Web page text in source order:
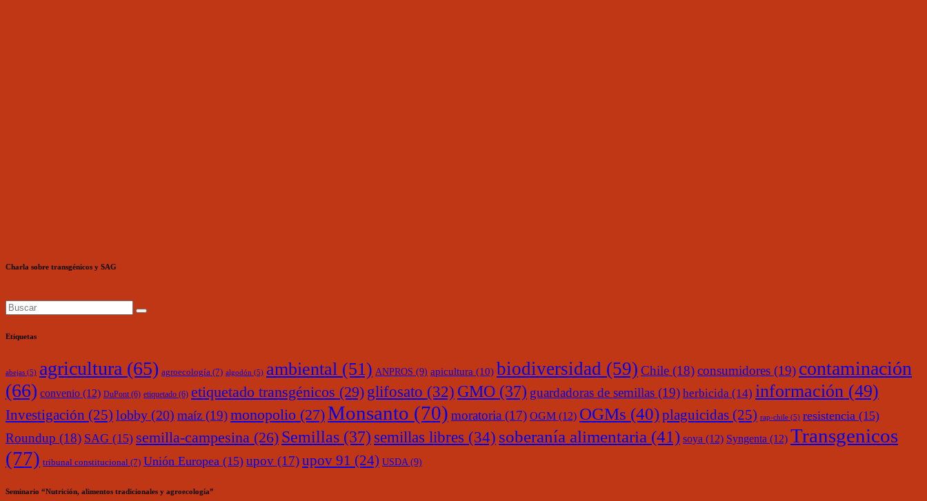
Charla sobre transgénicos y SAG
Etiquetas
abejas (5) agricultura (65) agroecología (7) algodón (5) ambiental (51) ANPROS (9) apicultura (10) biodiversidad (59) Chile (18)consumidores (19) contaminación
(66) convenio (12) DuPont (6) etiquetado (6) etiquetado transgénicos (29) glifosato (32) GMO (37) guardadoras de semillas (19) herbicida (14) información (49)
Investigación (25) lobby (20) maíz (19)monopolio (27)Monsanto (70) moratoria (17) OGM (12) OGMs (40)plaguicidas (25) rap-chile (5) resistencia (15)
Roundup (18) SAG (15) semilla-campesina (26) Semillas (37) semillas libres (34) soberanía alimentaria (41) soya (12) Syngenta (12) Transgenicos
(77) tribunal constitucional (7) Unión Europea (15) upov (17)upov 91 (24) USDA (9)
Seminario “Nutrición, alimentos tradicionales y agroecología”